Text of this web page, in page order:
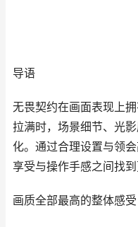
导语
无畏契约在画面表现上
拉满时，场景细节、光
化。通过合理设置与领
享受与操作手感之间找到
画质全部最高的整体感受